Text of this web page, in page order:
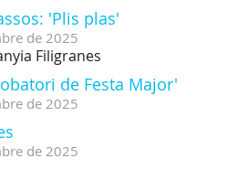
'Plis plas'
de 2025
Filigranes
de Festa Major'
de 2025
de 2025